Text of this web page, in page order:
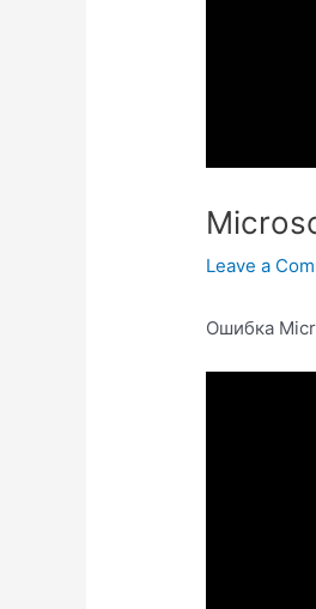
Leave a
Ошибка